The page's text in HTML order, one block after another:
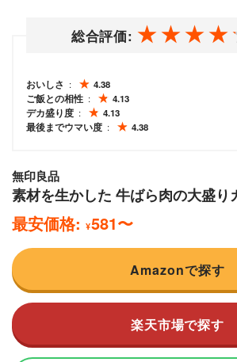
総合評価:
おいしさ
4.38
ご飯との相性
4.13
デカ盛り度
4.13
最後までウマい度
4.38
無印良品
素材を生かした 牛ばら肉の大盛り
最安価格: ¥581〜
Amazonで探す
楽天市場で探す